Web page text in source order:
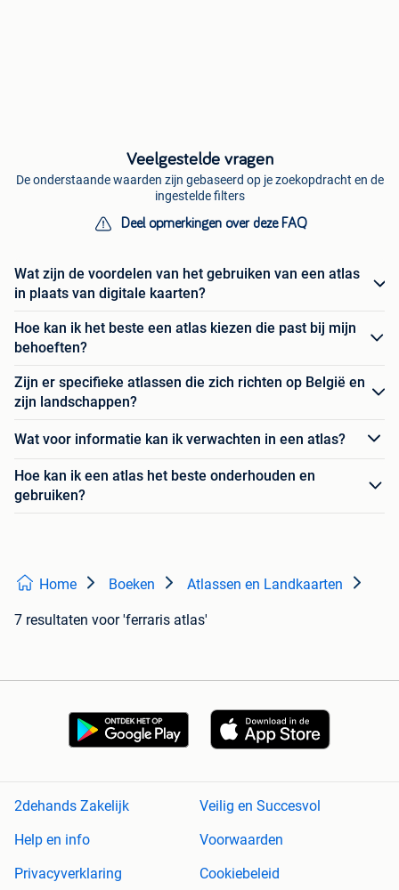
Veelgestelde vragen
De onderstaande waarden zijn gebaseerd op je zoekopdracht en de
ingestelde filters
Deel opmerkingen over deze FAQ
Wat zijn de voordelen van het gebruiken van een atlas
in plaats van digitale kaarten?
Hoe kan ik het beste een atlas kiezen die past bij mijn
behoeften?
Zijn er specifieke atlassen die zich richten op België en
zijn landschappen?
Wat voor informatie kan ik verwachten in een atlas?
Hoe kan ik een atlas het beste onderhouden en
gebruiken?
Home Boeken Atlassen en Landkaarten
7 resultaten voor 'ferraris atlas'
2dehands Zakelijk
Veilig en Succesvol
Help en info
Voorwaarden
Privacyverklaring
Cookiebeleid